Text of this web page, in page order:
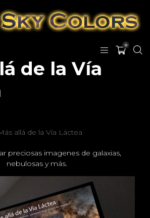
0
de la Vía
allá de la Vía Láctea
preciosas imagenes de galaxias,
nebulosas y más.